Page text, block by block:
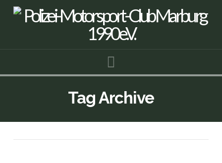
Tag Archive